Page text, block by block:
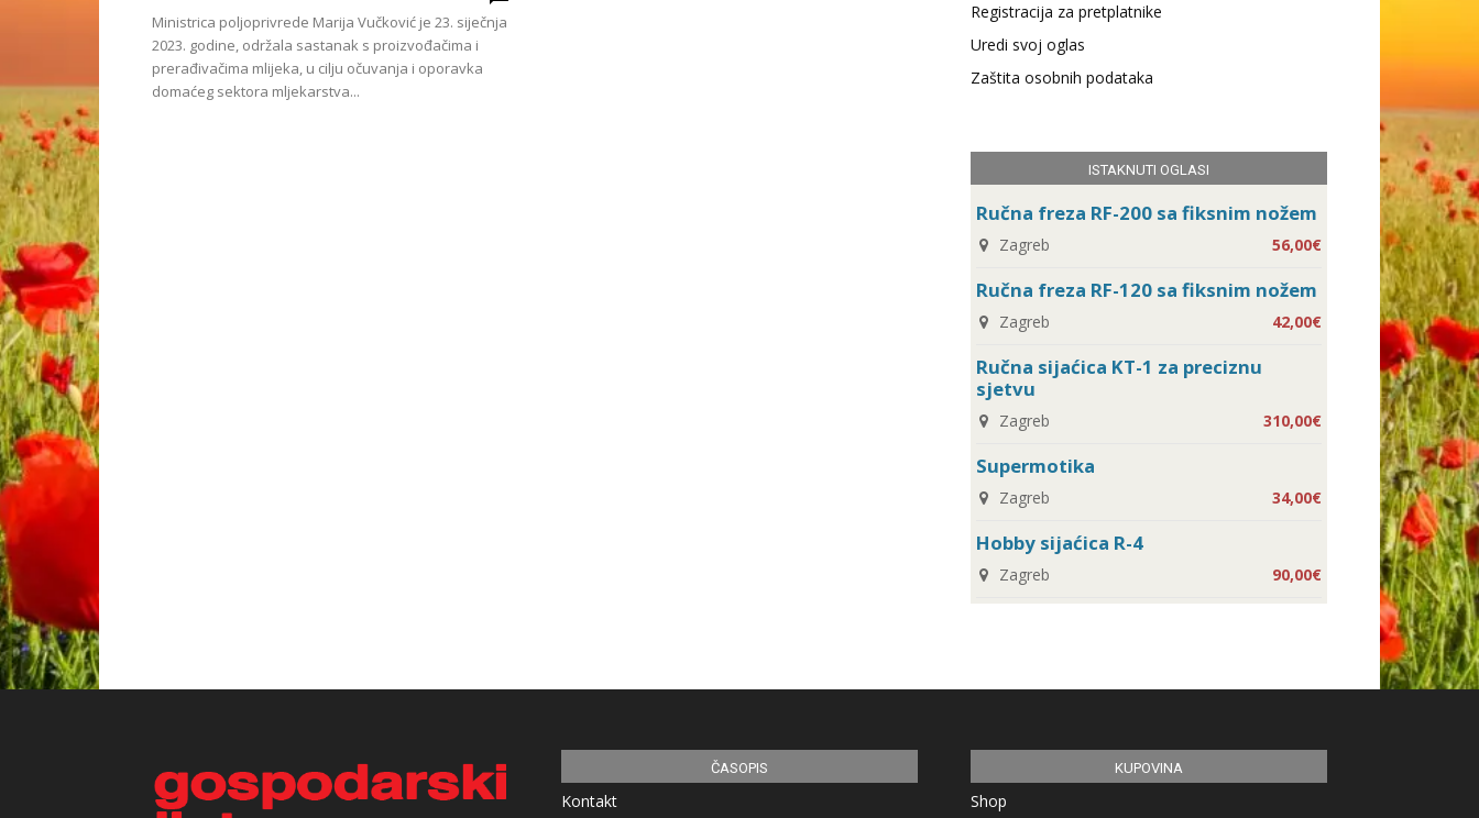
Ministrica poljoprivrede Marija Vučković je 23. siječnja
2023. godine, održala sastanak s proizvođačima i
prerađivačima mlijeka, u cilju očuvanja i oporavka
domaćeg sektora mljekarstva...
Registracija za pretplatnike
Uredi svoj oglas
Zaštita osobnih podataka
ISTAKNUTI OGLASI
Ručna freza RF-200 sa fiksnim nožem
Zagreb 56,00€
Ručna freza RF-120 sa fiksnim nožem
Zagreb 42,00€
Ručna sijaćica KT-1 za preciznu
sjetvu
Zagreb 310,00€
Supermotika
Zagreb 34,00€
Hobby sijaćica R-4
Zagreb 90,00€
ČASOPIS
Kontakt
KUPOVINA
Shop